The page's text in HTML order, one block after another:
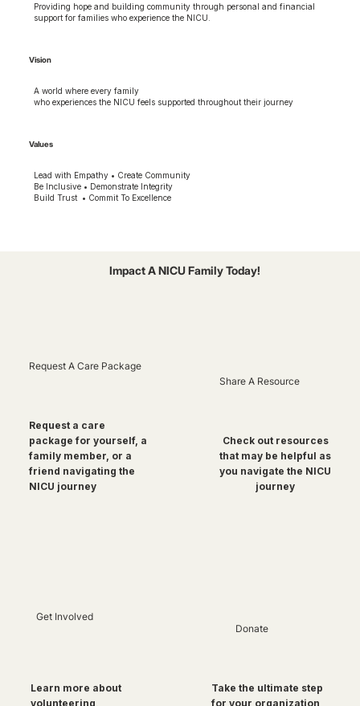
Providing hope and building community through personal and financial
support for families who experience the NICU.
Vision
A world where every family
who experiences the NICU feels supported throughout their journey
Values
Lead with Empathy • Create Community
Be Inclusive • Demonstrate Integrity
Build Trust • Commit To Excellence
Impact A NICU Family Today!
Request A Care Package
Request a care
package for yourself, a
family member, or a
friend navigating the
NICU journey
Share A Resource
Check out resources
that may be helpful as
you navigate the NICU
journey
Get Involved
Learn more about
volunteering,
Donate
Take the ultimate step
for your organization